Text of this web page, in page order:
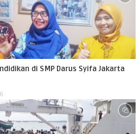
di SMP Darus Syifa Jakarta